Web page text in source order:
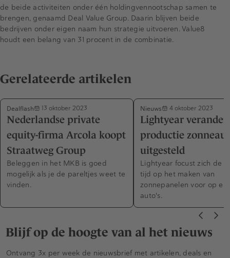
de beide activiteiten onder één holdingvennootschap samen te
brengen, genaamd Deal Value Group. Daarin blijven beide
bedrijven onder eigen naam hun strategie uitvoeren. Value8
houdt een belang van 31 procent in de combinatie.
Gerelateerde artikelen
Dealflash 13 oktober 2023
Nederlandse private
equity-firma Arcola koopt
Straatweg Group
Beleggen in het MKB is goed
mogelijk als je de pareltjes weet te
vinden.
Nieuws 4 oktober 2023
Lightyear
productie
uitgesteld
Lightyear focust zich de
tijd op het maken van
zonnepanelen voor op
auto's.
Blijf op de hoogte van al het nieuws
Ontvang 3x per week de nieuwsbrief met artikelen, deals en